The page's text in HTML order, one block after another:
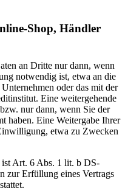
Shop, Händler
an Dritte nur dann, wenn
notwendig ist, etwa an die
oder das mit der
Eine weitergehende
nur dann, wenn Sie der
haben. Eine Weitergabe Ihrer
etwa zu Zwecken
Art. 6 Abs. 1 lit. b DS-
zur Erfüllung eines Vertrags